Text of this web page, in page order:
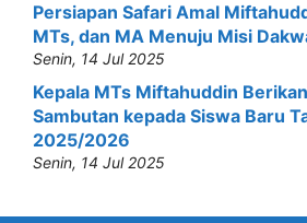
Persiapan Safari Amal
MTs, dan MA Menuju Misi
Senin, 14 Jul 2025
Kepala MTs Miftahuddin
Sambutan kepada Siswa Baru
2025/2026
Senin, 14 Jul 2025